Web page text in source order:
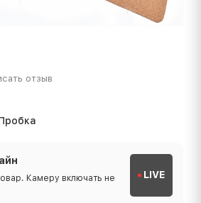
отзыв
Камеру включать не
LIVE